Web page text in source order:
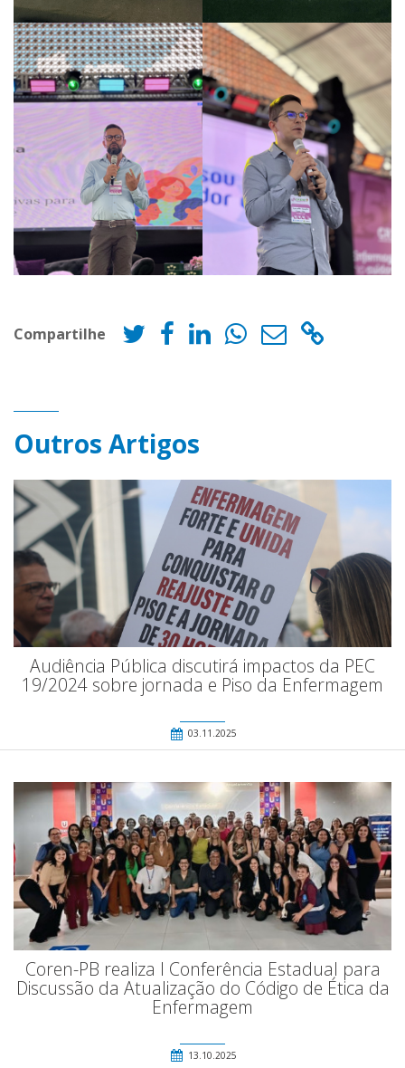
Compartilhe
Outros Artigos
Audiência Pública discutirá impactos da PEC
19/2024 sobre jornada e Piso da Enfermagem
03.11.2025
Coren-PB realiza I Conferência Estadual para
Discussão da Atualização do Código de Ética da
Enfermagem
13.10.2025